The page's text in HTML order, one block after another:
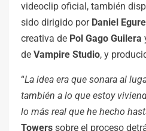
videoclip oficial, también
sido dirigido por Daniel
creativa de Pol Gago Guilera
de Vampire Studio, y
“La idea era que sonara al
también a lo que estoy
lo más real que he hecho
Towers sobre el proceso